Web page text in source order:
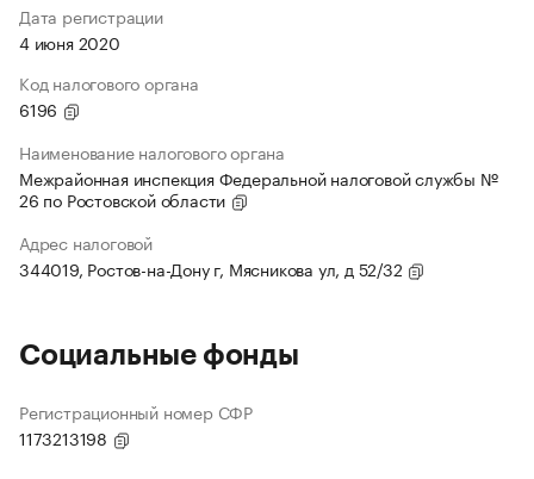
Дата регистрации
4 июня 2020
Код налогового органа
6196
Наименование налогового органа
Межрайонная инспекция Федеральной налоговой службы №
26 по Ростовской области
Адрес налоговой
344019, Ростов-на-Дону г, Мясникова ул, д 52/32
Социальные фонды
Регистрационный номер СФР
1173213198